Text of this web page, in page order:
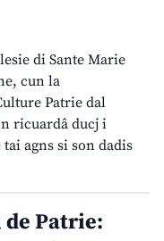
di Sante Marie
cun la
Patrie dal
ricuardâ ducj i
agns si son dadis
Patrie: